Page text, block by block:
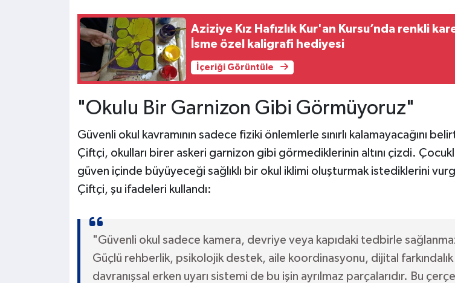
Aziziye Kız Hafızlık Kur'an Kursu’nda renkli
İsme özel kaligrafi hediyesi
İçeriği Görüntüle
"Okulu Bir Garnizon Gibi Görmüyoruz"
Güvenli okul kavramının sadece fiziki önlemlerle sınırlı kalamayacağını
Çiftçi, okulları birer askeri garnizon gibi görmediklerinin altını çizdi.
güven içinde büyüyeceği sağlıklı bir okul iklimi oluşturmak istediklerini
Çiftçi, şu ifadeleri kullandı:
"Güvenli okul sadece kamera, devriye veya kapıdaki tedbirle
Güçlü rehberlik, psikolojik destek, aile koordinasyonu, dijital farkındalık
davranışsal erken uyarı sistemi de bu işin ayrılmaz parçalarıdır. Bu